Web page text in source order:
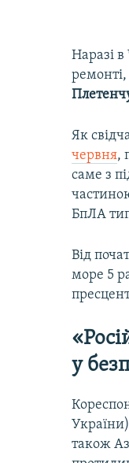
Наразі
Як
червня,
саме з
БпЛА
Від
море 5
у
також